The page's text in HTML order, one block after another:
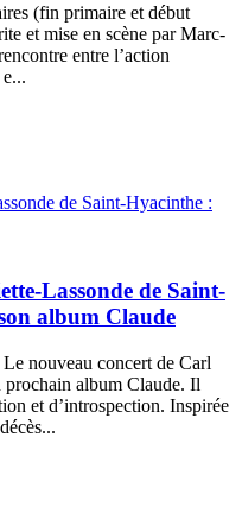
(fin primaire et début
et mise en scène par Marc-
entre l’action
Lassonde de Saint-
album Claude
nouveau concert de Carl
prochain album Claude. Il
et d’introspection. Inspirée